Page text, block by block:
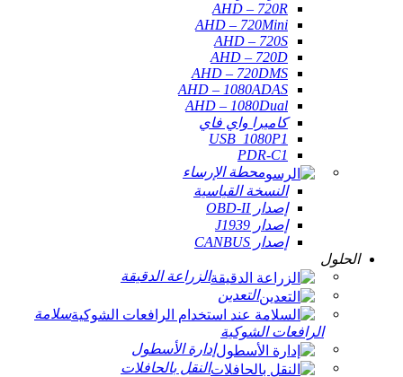
AHD – 720R
AHD – 720Mini
AHD – 720S
AHD – 720D
AHD – 720DMS
AHD – 1080ADAS
AHD – 1080Dual
كاميرا واي فاي
USB_1080P1
PDR-C1
محطة الإرساء
النسخة القياسية
إصدار OBD-II
إصدار J1939
إصدار CANBUS
الحلول
الزراعة الدقيقة
التعدين
سلامة
الرافعات الشوكية
إدارة الأسطول
النقل بالحافلات